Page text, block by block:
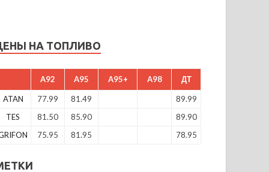
НА ТОПЛИВО
A92 A95 A95+ A98 ДТ
ATAN 77.99 81.49
89.99
TES
81.50 85.90
89.90
75.95 81.95 78.95